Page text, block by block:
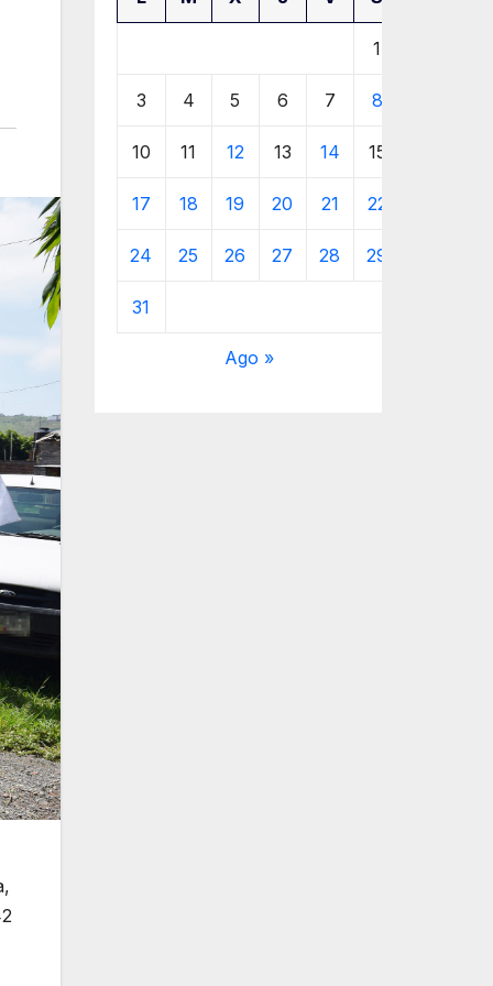
1
3 4 5 6 7 8
10 11 12 13 14 15
17 18 19 20 21 22
24 25 26 27 28 29
31
Ago »